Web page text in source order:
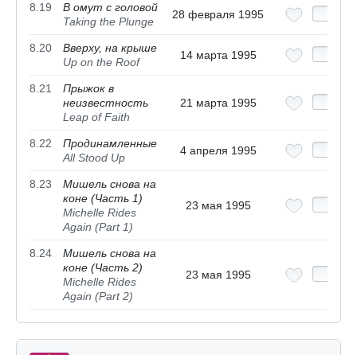
8.19
В омут с головой
Taking the Plunge
28 февраля 1995
8.20
Вверху, на крыше
Up on the Roof
14 марта 1995
8.21
Прыжок в
неизвестность
Leap of Faith
21 марта 1995
8.22
Продинамленные
All Stood Up
4 апреля 1995
8.23
Мишель снова на
коне (Часть 1)
Michelle Rides
Again (Part 1)
23 мая 1995
8.24
Мишель снова на
коне (Часть 2)
Michelle Rides
Again (Part 2)
23 мая 1995